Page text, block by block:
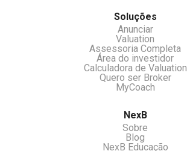
Soluções
Anunciar
Valuation
Assessoria Completa
Área do investidor
Calculadora de Valuation
Quero ser Broker
MyCoach
NexB
Sobre
Blog
NexB Educação